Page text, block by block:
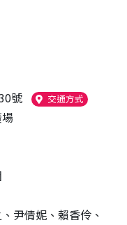
號 交通方式（另開新
尹倩妮、賴香伶、